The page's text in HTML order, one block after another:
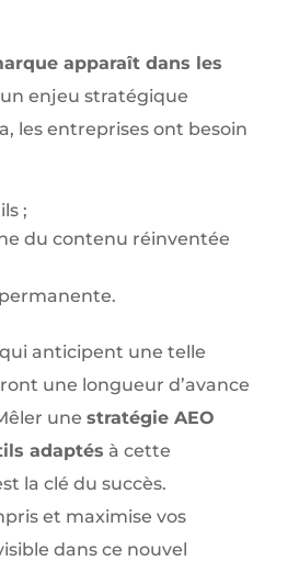
apparaît dans les
enjeu stratégique
les entreprises ont besoin
;
du contenu réinventée
anticipent une telle
une longueur d’avance
une stratégie AEO
adaptés à cette
la clé du succès.
et maximise vos
dans ce nouvel